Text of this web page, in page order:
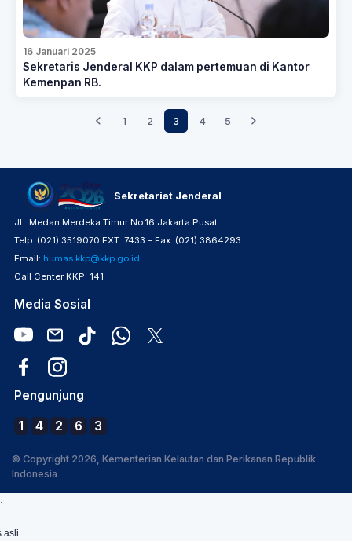
16 Januari 2025
Sekretaris Jenderal KKP dalam pertemuan di Kantor
Kemenpan RB.
1 2 3 4 5
Sekretariat Jenderal
JL. Medan Merdeka Timur No.16 Jakarta Pusat
Telp. (021) 3519070 EXT. 7433 – Fax. (021) 3864293
Email: humas.kkp@kkp.go.id
Call Center KKP: 141
Media Sosial
Pengunjung
1 4 2 6 3
© Copyright 2026, Kementerian Kelautan dan Perikanan Republik
Indonesia
.
asli